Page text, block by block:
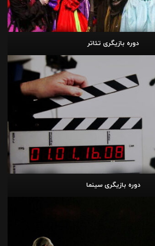
دوره بازیگری تئاتر
دوره بازیگری سینما